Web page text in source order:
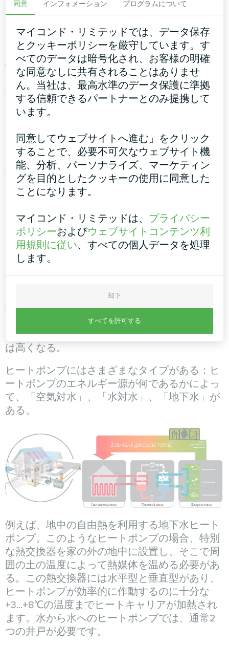
ヒートポンプとは何ですか？
ヒートポンプは
環境に優しい熱源で、従来のガ
スや電気ボイラーに代わるものです。運転中、
ヒートポンプは電気を消費しますが、それを非
常に高い効率で熱出力に変換します。例えば、
1kWhの電力を消費する電気ボイラーは、1kWh
の電力も暖房システムに供給します。一方、ヒ
ートポンプは、1kWhの電力を消費すると、最大
5kWhの有用な熱出力を供給する。
ボイラーの運転中には、さまざまな種類の燃料
の燃焼によるエネルギーが使用される。例え
ば、ガスボイラーは天然ガスの燃焼時に放出さ
れる熱エネルギーを利用する。
そして、このようなボイラーを運転する際に
は、その中で燃焼されるガスの量に応じた料金
を支払う必要がある。一方、ヒートポンプは、
空気、水、土壌など、環境から完全に無料のエ
したがって、ヒートポンプの運転コストは、燃
料を燃やすボイラーよりも常に低くなります。
ただし、ヒートポンプ・システムは、周囲の熱
を取り出すための設備が必要なため、初期投資
は高くなる。
ヒートポンプにはさまざまなタイプがある：ヒ
ートポンプのエネルギー源が何であるかによっ
て、「空気対水」、「水対水」、「地下水」が
ある。
例えば、地中の自由熱を利用する地下水ヒート
ポンプ。このようなヒートポンプの場合、特別
な熱交換器を家の外の地中に設置し、そこで周
囲の土の温度によって熱媒体を温める必要があ
る。この熱交換器には水平型と垂直型があり、
ヒートポンプが効率的に作動するのに十分な
+3...+8℃の温度までヒートキャリアが加熱され
ます。水から水へのヒートポンプでは、通常2
つの井戸が必要です。
同意 インフォメーション プログラムについて
マイコンド・リミテッドでは、データ保存
とクッキーポリシーを厳守しています。す
べてのデータは暗号化され、お客様の明確
な同意なしに共有されることはありませ
ん。当社は、最高水準のデータ保護に準拠
する信頼できるパートナーとのみ提携して
います。
同意してウェブサイトへ進む」をクリック
することで、必要不可欠なウェブサイト機
能、分析、パーソナライズ、マーケティン
グを目的としたクッキーの使用に同意した
ことになります。
マイコンド・リミテッドは、 プライバシー
ポリシーおよびウェブサイトコンテンツ利
用規則に従い、すべての個人データを処理
します。
却下
すべてを許可する